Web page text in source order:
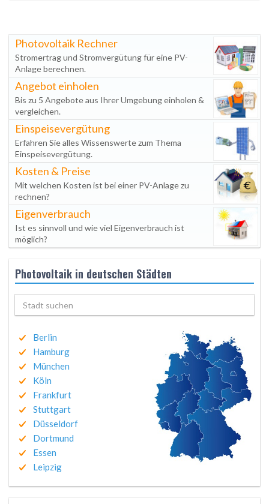
Photovoltaik Rechner
Stromertrag und Stromvergütung für eine PV-
Anlage berechnen.
Angebot einholen
Bis zu 5 Angebote aus Ihrer Umgebung einholen &
vergleichen.
Einspeisevergütung
Erfahren Sie alles Wissenswerte zum Thema
Einspeisevergütung.
Kosten & Preise
Mit welchen Kosten ist bei einer PV-Anlage zu
rechnen?
Eigenverbrauch
Ist es sinnvoll und wie viel Eigenverbrauch ist
möglich?
Photovoltaik in deutschen Städten
Berlin
Hamburg
München
Köln
Frankfurt
Stuttgart
Düsseldorf
Dortmund
Essen
Leipzig